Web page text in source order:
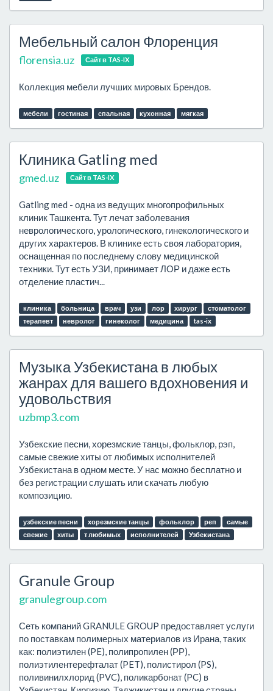
Мебельный салон Флоренция
florensia.uz Сайт в TAS-IX
Коллекция мебели лучших мировых Брендов.
мебели гостиная спальная кухонная мягкая
Клиника Gatling med
gmed.uz Сайт в TAS-IX
Gatling med - одна из ведущих многопрофильных
клиник Ташкента. Тут лечат заболевания
неврологического, урологического, гинекологического и
других характеров. В клинике есть своя лаборатория,
оснащенная по последнему слову медицинской
техники. Тут есть УЗИ, принимает ЛОР и даже есть
отделение пластич...
клиника больница врач узи лор хирург
стоматолог
терапевт
невролог гинеколог медицина tas-ix
Музыка Узбекистана в любых
жанрах для вашего вдохновения и
удовольствия
uzbmp3.com
Узбекские песни, хорезмские танцы, фольклор, рэп,
самые свежие хиты от любимых исполнителей
Узбекистана в одном месте. У нас можно бесплатно и
без регистрации слушать или скачать любую
композицию.
узбекские песни хорезмские танцы фольклор реп
самые
свежие
хиты т любимых исполнителей Узбекистана
Granule Group
granulegroup.com
Сеть компаний GRANULE GROUP предоставляет услуги
по поставкам полимерных материалов из Ирана, таких
как: полиэтилен (PE), полипропилен (РР),
полиэтилентерефталат (PET), полистирол (PS),
поливинилхлорид (PVC), поликарбонат (PC) в